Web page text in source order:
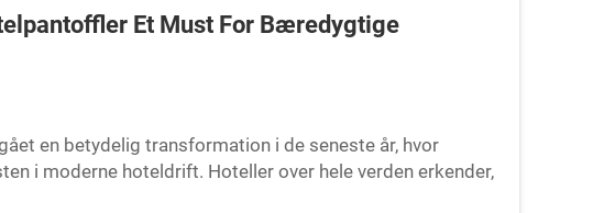
Et Must For Bæredygtige
en betydelig transformation i de seneste år, hvor
i moderne hoteldrift. Hoteller over hele verden erkender,
en f...